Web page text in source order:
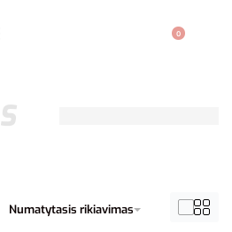
0
Numatytasis rikiavimas